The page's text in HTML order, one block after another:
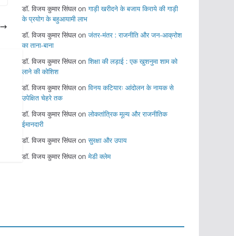
डॉ. विजय कुमार सिंघलon गाड़ी खरीदने के बजाय किराये की गाड़ी
के प्रयोग के बहुआयामी लाभ
डॉ. विजय कुमार सिंघलon जंतर-मंतर : राजनीति और जन-आक्रोश
का ताना-बाना
डॉ. विजय कुमार सिंघलon शिक्षा की लड़ाई : एक खुशनुमा शाम को
लाने की कोशिश
डॉ. विजय कुमार सिंघलon विनय कटियारः आंदोलन के नायक से
उपेक्षित चेहरे तक
डॉ. विजय कुमार सिंघलon लोकतांत्रिक मूल्य और राजनीतिक
ईमानदारी
डॉ. विजय कुमार सिंघलon सुरक्षा और उपाय
डॉ. विजय कुमार सिंघलon मेडी क्लेम